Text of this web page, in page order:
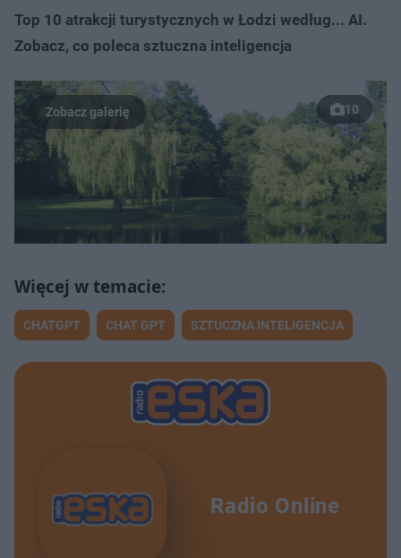
Top 10 atrakcji turystycznych w Łodzi według... AI.
Zobacz, co poleca sztuczna inteligencja
10
CHATGPT CHAT GPT SZTUCZNA INTELIGENCJA
Radio Online